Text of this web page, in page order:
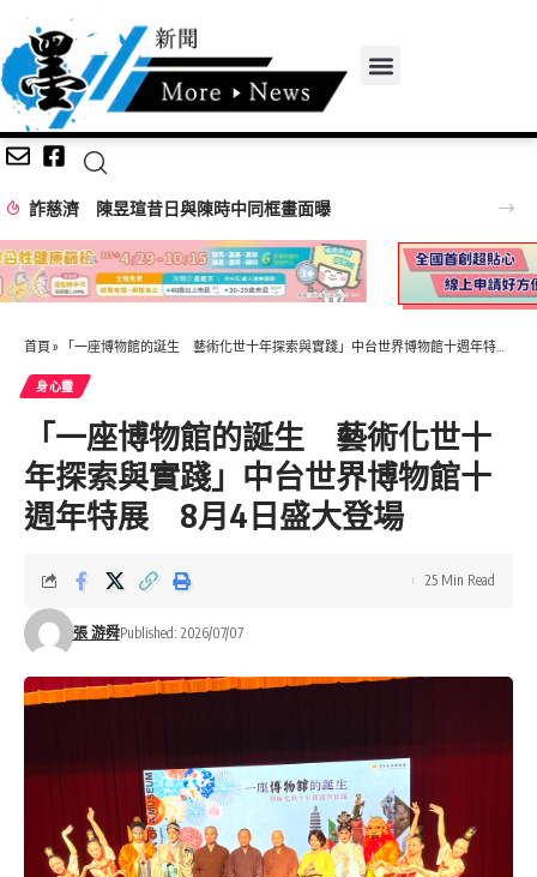
瑄昔日與陳時中同框畫面曝
首頁 » 「一座博物館的誕生 藝術化世十年探索與實踐」中台世界博物館十週年特展 8月4日盛大登場
身心𩆜
「一座博物館的誕生 藝術化世十
年探索與實踐」中台世界博物館十
週年特展 8月4日盛大登場
張 游舜Published: 2026/07/07
25 Min Read